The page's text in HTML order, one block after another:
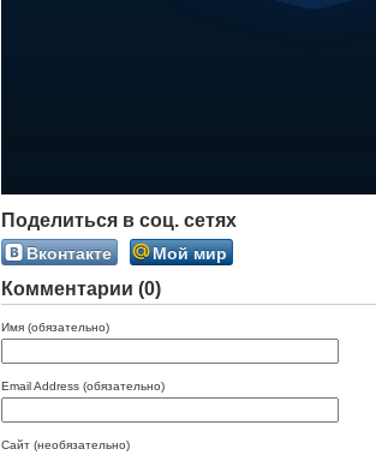
Поделиться в соц. сетях
Вконтакте Мой мир
Комментарии (0)
Имя (обязательно)
Email Address (обязательно)
Сайт (необязательно)